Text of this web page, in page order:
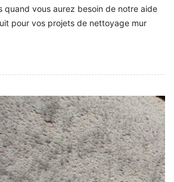
quand vous aurez besoin de notre aide
pour vos projets de nettoyage mur